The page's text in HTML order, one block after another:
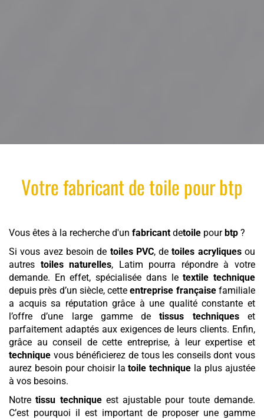
Votrefabricantdetoilepourbtp
Vous êtes à la recherche d'un fabricant detoile pourbtp ?
Si vous avez besoin de toiles PVC, detoiles acryliquesou
autres toiles naturelles, Latim pourra répondre à votre
demande. En effet, spécialisée dans letextile technique
depuis près d’un siècle, cetteentreprise françaisefamiliale
a acquis sa réputation grâce à une qualité constante et
l’offre d’une large gamme detissus techniqueset
parfaitement adaptés aux exigences de leurs clients. Enfin,
grâce au conseil de cette entreprise, à leur expertise et
technique vous bénéficierez de tous les conseils dont vous
aurez besoin pour choisir latoile technique la plus ajustée
à vos besoins.
Notretissu techniqueest ajustable pour toute demande.
C’est pourquoi il est important de proposer une gamme